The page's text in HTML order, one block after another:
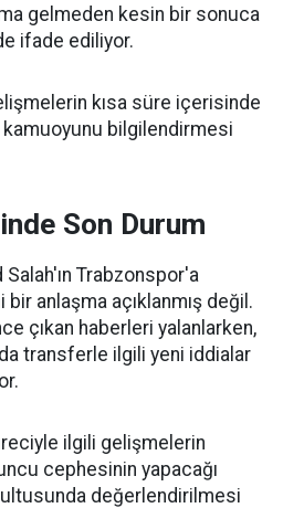
gelmeden kesin bir sonuca
ifade ediliyor.
kısa süre içerisinde
bilgilendirmesi
Son Durum
Trabzonspor'a
anlaşma açıklanmış değil.
çıkan haberleri yalanlarken,
transferle ilgili yeni iddialar
ilgili gelişmelerin
cephesinin yapacağı
değerlendirilmesi